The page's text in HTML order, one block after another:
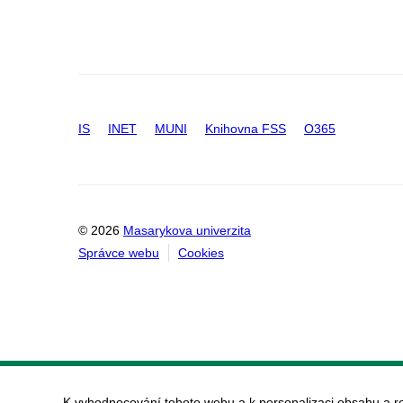
IS INET MUNI Knihovna FSS O365
© 2026 Masarykova univerzita
Správce webu
Cookies